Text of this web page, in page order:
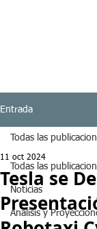
Entrada
Todas las
Noticias
Analisis y
Todas las
Tesla se
11 oct 2024